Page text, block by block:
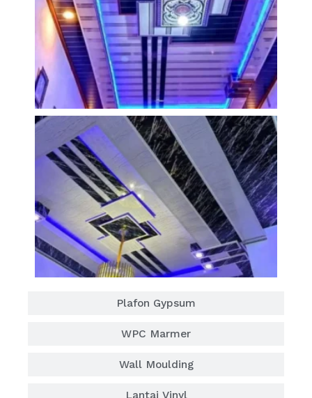
Plafon Gypsum
WPC Marmer
Wall Moulding
Lantai Vinyl